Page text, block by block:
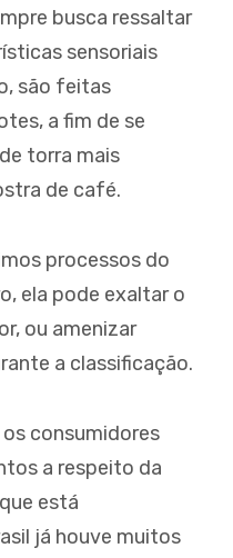
busca ressaltar
sensoriais
são feitas
a fim de se
torra mais
de café.
processos do
ela pode exaltar o
ou amenizar
a classificação.
consumidores
a respeito da
está
já houve muitos